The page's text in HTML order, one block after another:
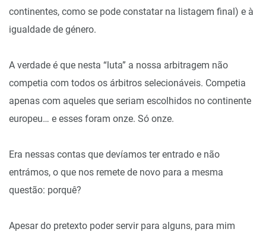
continentes, como se pode constatar na listagem final) e à
igualdade de género.
A verdade é que nesta “luta” a nossa arbitragem não
competia com todos os árbitros selecionáveis. Competia
apenas com aqueles que seriam escolhidos no continente
europeu… e esses foram onze. Só onze.
Era nessas contas que devíamos ter entrado e não
entrámos, o que nos remete de novo para a mesma
questão: porquê?
Apesar do pretexto poder servir para alguns, para mim